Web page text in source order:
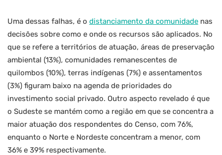
Uma dessas falhas, é o distanciamento da comunidade nas
decisões sobre como e onde os recursos são aplicados. No
que se refere a territórios de atuação, áreas de preservação
ambiental (13%), comunidades remanescentes de
quilombos (10%), terras indígenas (7%) e assentamentos
(3%) figuram baixo na agenda de prioridades do
investimento social privado. Outro aspecto revelado é que
o Sudeste se mantém como a região em que se concentra a
maior atuação dos respondentes do Censo, com 76%,
enquanto o Norte e Nordeste concentram a menor, com
36% e 39% respectivamente.